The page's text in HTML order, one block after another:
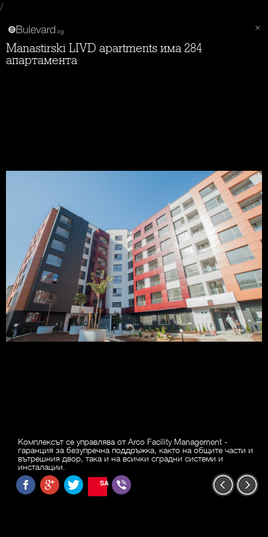
/
Manastirski LIVD apartments има 284
апартамента
Комплексът се управлява от Arco Facility Management -
гаранция за безупречна поддръжка, както на общите части и
вътрешния двор, така и на всички сградни системи и
инсталации.
SAVE